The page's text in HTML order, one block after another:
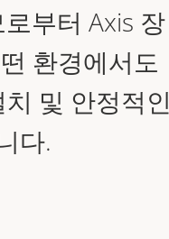
부터 Axis 장
환경에서도
및 안정적인
다.